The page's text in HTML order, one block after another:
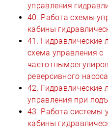
управления
40. Работа схемы
кабины
41. Гидравлические
схема управления с
реверсивного насоса
42. Гидравлические
управления при
43. Работа системы
кабины